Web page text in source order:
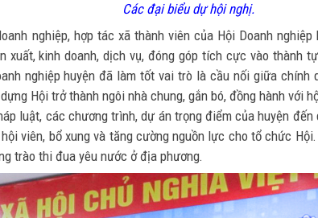
Các đại biểu dự hội nghị.
nghiệp, hợp tác xã thành viên của Hội Doanh
xuất, kinh doanh, dịch vụ, đóng góp tích cực vào thành
nghiệp huyện đã làm tốt vai trò là cầu nối giữa chính
Hội trở thành ngôi nhà chung, gắn bó, đồng hành với
luật, các chương trình, dự án trọng điểm của huyện
viên, bổ xung và tăng cường nguồn lực cho tổ chức
trào thi đua yêu nước ở địa phương.